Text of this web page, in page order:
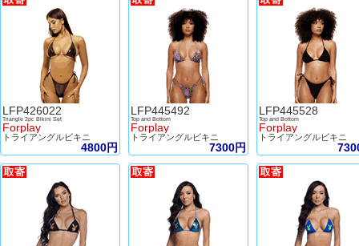
LFP426022
Triangle 2pc Bikini Set
Forplay
トライアングルビキニ
4800円
LFP445492
Top and Bottom
Forplay
トライアングルビキニ
7300円
LFP445528
Top and Bottom
Forplay
トライアングルビキニ